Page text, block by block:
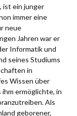
ist ein junger
immer eine
neue
Jahren war er
Informatik und
seines Studiums
in
Wissen über
ermöglichte, in
Als
geborener,